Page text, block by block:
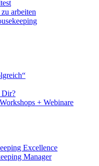
arbeiten
Dir?
+ Webinare
Excellence
Manager